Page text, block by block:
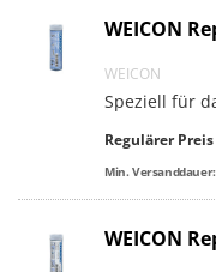
WEICON
WEICON
Speziell für
Regulärer
Min. Versanddauer:
WEICON